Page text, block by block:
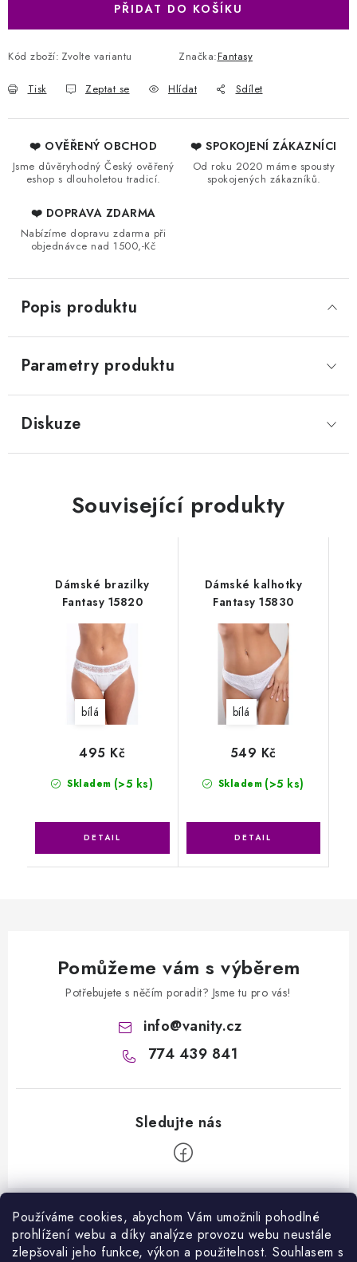
Používáme cookies, abychom Vám umožnili pohodlné
prohlížení webu a díky analýze provozu webu neustále
zlepšovali jeho funkce, výkon a použitelnost. Souhlasem s
PŘIDAT DO KOŠÍKU
Kód zboží: Zvolte variantu Značka:Fantasy
Tisk Zeptat se Hlídat Sdílet
❤️ OVĚŘENÝ OBCHOD
Jsme důvěryhodný Český ověřený
eshop s dlouholetou tradicí.
❤️ SPOKOJENÍ ZÁKAZNÍCI
Od roku 2020 máme spousty
spokojených zákazníků.
❤️ DOPRAVA ZDARMA
Nabízíme dopravu zdarma při
objednávce nad 1500,-Kč
Popis produktu
Parametry produktu
Diskuze
Související produkty
Dámské brazilky
Fantasy 15820
bílá
Skladem (>5 ks)
495 Kč
Dámské kalhotky
Fantasy 15830
bílá
Skladem (>5 ks)
549 Kč
Pomůžeme vám s výběrem
Potřebujete s něčím poradit? Jsme tu pro vás!
info@vanity.cz
774 439 841
Z
Informace pro vás